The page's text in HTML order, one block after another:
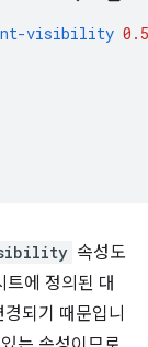
visibility 0.5
속성도
에 정의된 대
되기 때문입니